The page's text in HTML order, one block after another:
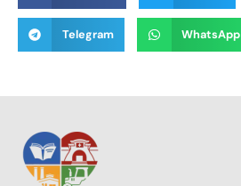
Telegram WhatsApp